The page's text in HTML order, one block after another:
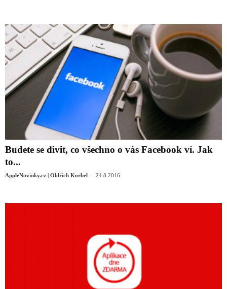
Budete se divit, co všechno o vás Facebook ví. Jak
to...
AppleNovinky.cz | Oldřich Korbel - 24.8.2016